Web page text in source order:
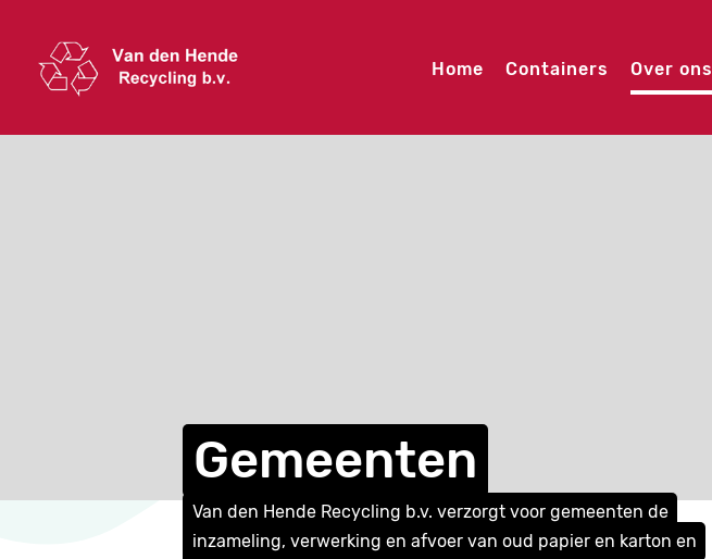
Home Containers Over ons
Gemeenten
Van den Hende Recycling b.v. verzorgt voor gemeenten de
inzameling, verwerking en afvoer van oud papier en karton en